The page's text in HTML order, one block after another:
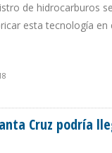
de hidrocarburos
esta tecnología
Cruz podría